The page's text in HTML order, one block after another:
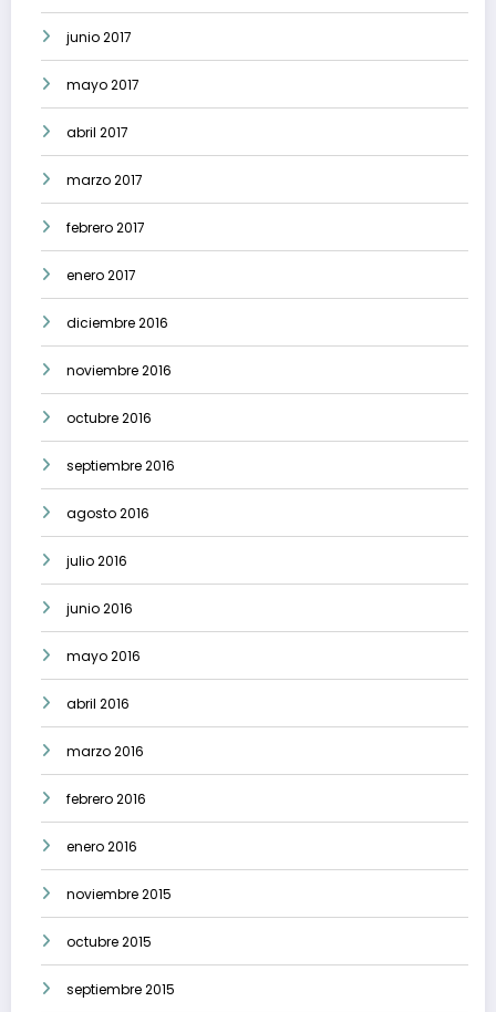
junio 2017
mayo 2017
abril 2017
marzo 2017
febrero 2017
enero 2017
diciembre 2016
noviembre 2016
octubre 2016
septiembre 2016
agosto 2016
julio 2016
junio 2016
mayo 2016
abril 2016
marzo 2016
febrero 2016
enero 2016
noviembre 2015
octubre 2015
septiembre 2015